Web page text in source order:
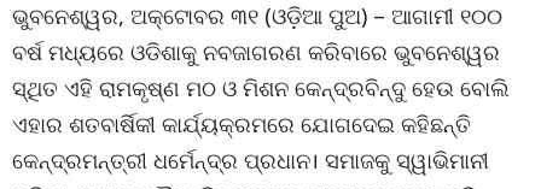
ଭୁବନେଶ୍ୱର, ଅକ୍ଟୋବର ୩୧ (ଓଡ଼ିଆ ପୁଅ) – ଆଗାମୀ ୧୦୦
ବର୍ଷ ମଧ୍ୟରେ ଓଡିଶାକୁ ନବଜାଗରଣ କରିବାରେ ଭୁବନେଶ୍ୱର
ସ୍ଥିତ ଏହି ରାମକୃଷ୍ଣ ମଠ ଓ ମିଶନ କେନ୍ଦ୍ରବିନ୍ଦୁ ହେଉ ବୋଲି
ଏହାର ଶତବାର୍ଷିକୀ କାର୍ଯ୍ୟକ୍ରମରେ ଯୋଗଦେଇ କହିଛନ୍ତି
କେନ୍ଦ୍ରମନ୍ତ୍ରୀ ଧର୍ମେନ୍ଦ୍ର ପ୍ରଧାନ। ସମାଜକୁ ସ୍ୱାଭିମାନୀ